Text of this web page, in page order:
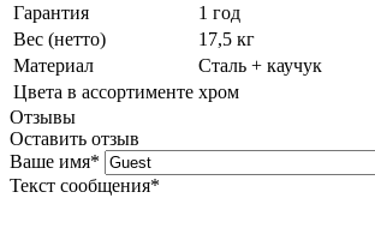
Гарантия
1 год
Вес (нетто)
17,5 кг
Материал
Сталь + каучук
Цвета в ассортименте хром
Отзывы
Оставить отзыв
Ваше имя*
Текст сообщения*